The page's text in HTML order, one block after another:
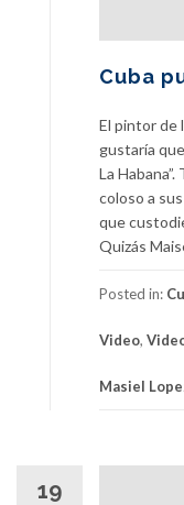
Cuba
El pintor de
gustaría
La
coloso a
que
Quizás
Posted in:
Video,
Masiel
19